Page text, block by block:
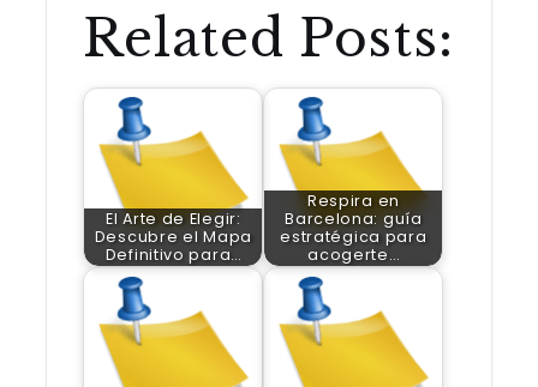
Related Posts:
El Arte de Elegir:
Descubre el Mapa
Definitivo para…
Respira en
Barcelona: guía
estratégica para
acogerte…